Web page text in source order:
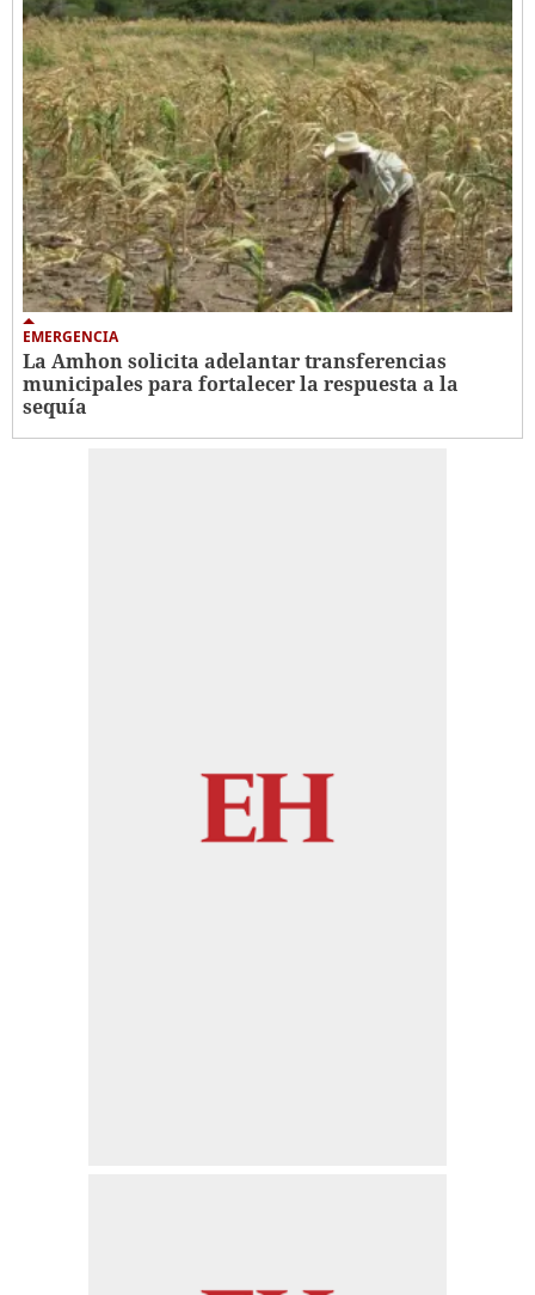
EMERGENCIA
La Amhon solicita adelantar transferencias
municipales para fortalecer la respuesta a la
sequía